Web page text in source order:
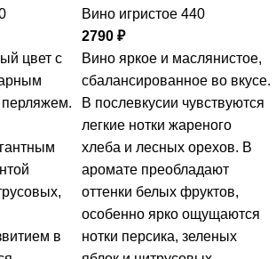
цвет с
перляжем.
в
Вино игристое 440
2790 ₽
Вино яркое и маслянистое,
сбалансированное во вкусе.
В послевкусии чувствуются
легкие нотки жареного
хлеба и лесных орехов. В
аромате преобладают
оттенки белых фруктов,
особенно ярко ощущаются
нотки персика, зеленых